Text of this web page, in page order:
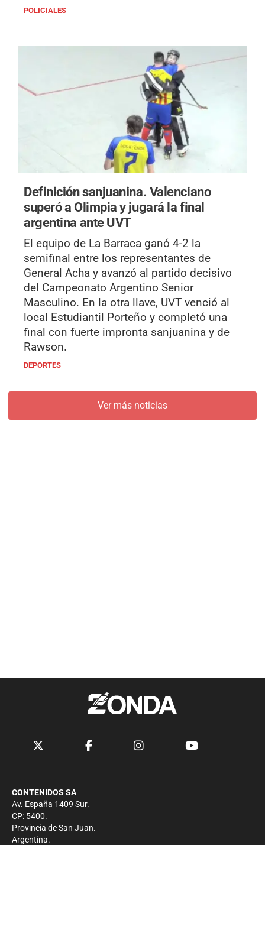
POLICIALES
Definición sanjuanina. Valenciano
superó a Olimpia y jugará la final
argentina ante UVT
El equipo de La Barraca ganó 4-2 la
semifinal entre los representantes de
General Acha y avanzó al partido decisivo
del Campeonato Argentino Senior
Masculino. En la otra llave, UVT venció al
local Estudiantil Porteño y completó una
final con fuerte impronta sanjuanina y de
Rawson.
DEPORTES
Ver más noticias
CONTENIDOS SA
Av. España 1409 Sur.
CP: 5400.
Provincia de San Juan.
Argentina.